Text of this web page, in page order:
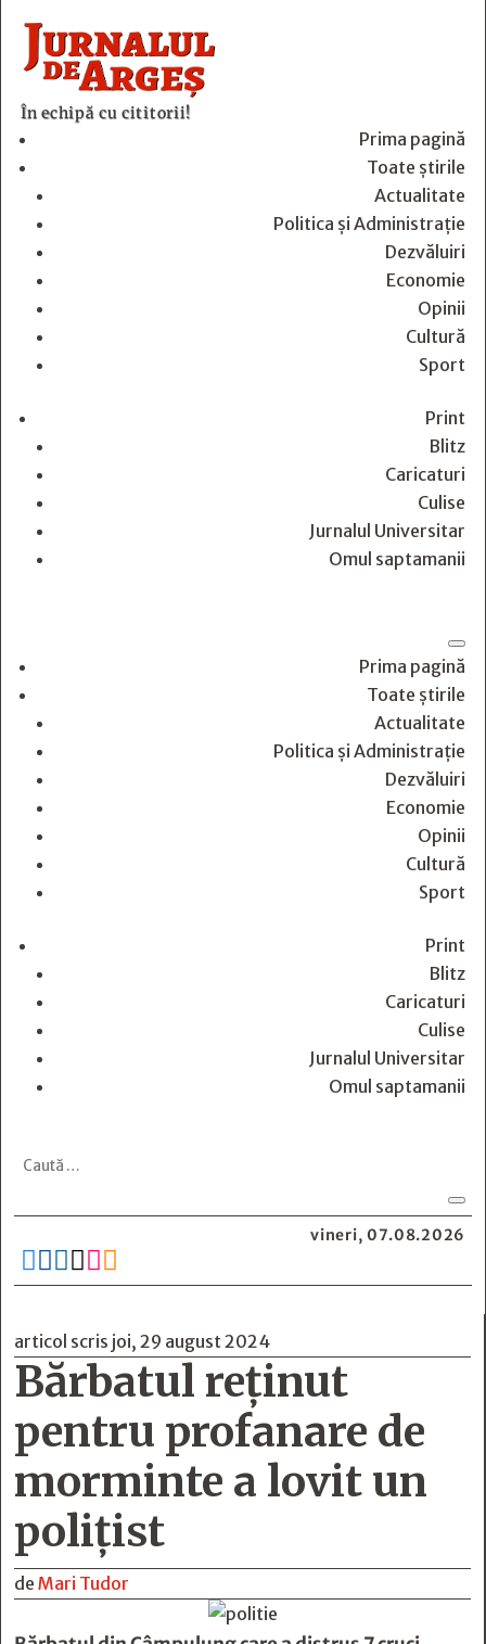
În echipă cu cititorii!
Prima pagină
Toate știrile
Actualitate
Politica și Administrație
Dezvăluiri
Economie
Opinii
Cultură
Sport
Print
Blitz
Caricaturi
Culise
Jurnalul Universitar
Omul saptamanii
Prima pagină
Toate știrile
Actualitate
Politica și Administrație
Dezvăluiri
Economie
Opinii
Cultură
Sport
Print
Blitz
Caricaturi
Culise
Jurnalul Universitar
Omul saptamanii
vineri, 07.08.2026
     
articol scris joi, 29 august 2024
Bărbatul reținut
pentru profanare de
morminte a lovit un
polițist
de Mari Tudor